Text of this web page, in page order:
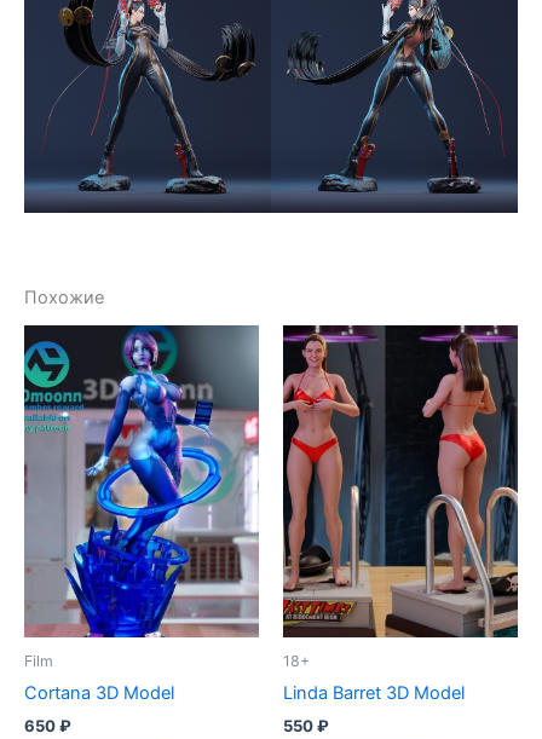
Похожие
Film
Cortana 3D Model
650₽
18+
Linda Barret 3D Model
550₽